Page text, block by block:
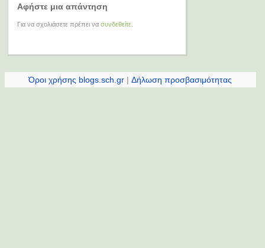
Αφήστε μια απάντηση
Για να σχολιάσετε πρέπει να συνδεθείτε
Όροι χρήσης blogs.sch.gr |Δήλωση προσβασιμότητας